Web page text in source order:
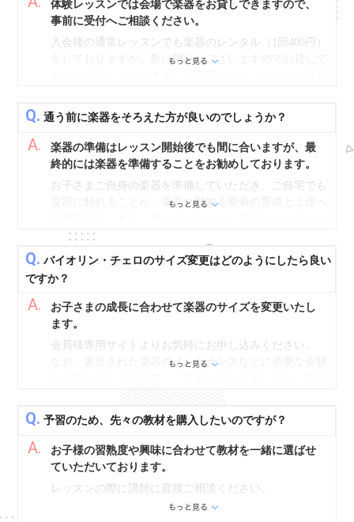
体験レッスンでは会場で楽器をお貸しできますので、
事前に受付へご相談ください。
入会後の通常レッスンでも楽器のレンタル（1回400円）
をしておりますが、数に限りがございますのでお貸しで
討いただき、レッスンにはプレゼント楽器をお持ちくだ
さい。毎日少しずつでも楽器に触れることが音楽の理解
につながり、音感、リズム感、聴音力が向上します。
Q. 通う前に楽器をそろえた方が良いのでしょうか？
A.
楽器の準備はレッスン開始後でも間に合いますが、最
終的には楽器を準備することをお勧めしております。
お子さまご自身の楽器を準備していただき、ご自宅でも
楽器に触れることが、楽器に対する愛着の育成と上達へ
を用意してあげることで、お子さまの音楽に対する興味
や楽しみがより大きくふくらみ、学習も長続きしやすく
なります。楽器選びでお困りの際は、楽器プレゼントコ
ースをお選びいただくか、お気軽にご相談ください。
Q. バイオリン・チェロのサイズ変更はどのようにしたら良い
ですか？
A.
お子さまの成長に合わせて楽器のサイズを変更いたし
ます。
会員様専用サイトよりお気軽にお申し込みください。
なお、返送された楽器のメンテナンスなどに必要な金額
いたしますので、現在お使いの楽器を入れてお送りくだ
さい。必要な金額については、入会時にご登録いただき
ました口座より口座振替をさせていただきます。
Q. 予習のため、先々の教材を購入したいのですが？
A.
お子様の習熟度や興味に合わせて教材を一緒に選ばせ
ていただいております。
レッスンの際に講師に直接ご相談ください。